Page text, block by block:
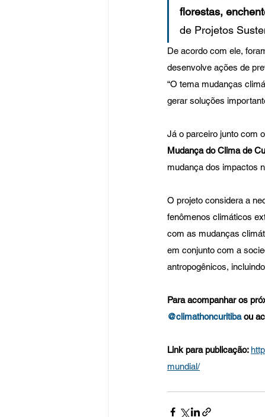
florestas,
de Projetos
De acordo com ele,
desenvolve ações de
“O tema mudanças
gerar soluções
Já o parceiro junto com
Mudança do Clima de
mudança dos impactos
O projeto considera a
fenômenos climáticos
com as mudanças
em conjunto com a
antropogênicos,
Para acompanhar os
@climathoncuritiba ou
Link para publicação:
mundial/